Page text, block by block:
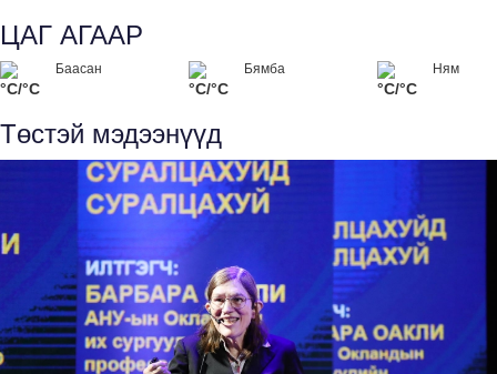
ЦАГ АГААР
Баасан
°C/°C
Бямба
°C/°C
Ням
°C/°C
Төстэй мэдээнүүд